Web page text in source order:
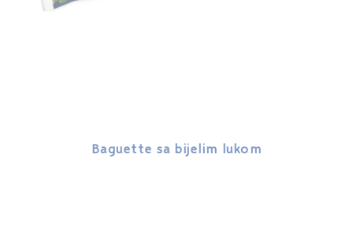
Baguette sa bijelim lukom